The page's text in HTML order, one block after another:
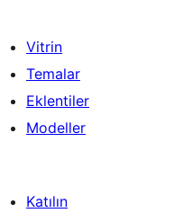
Vitrin
Temalar
Eklentiler
Modeller
Katılın